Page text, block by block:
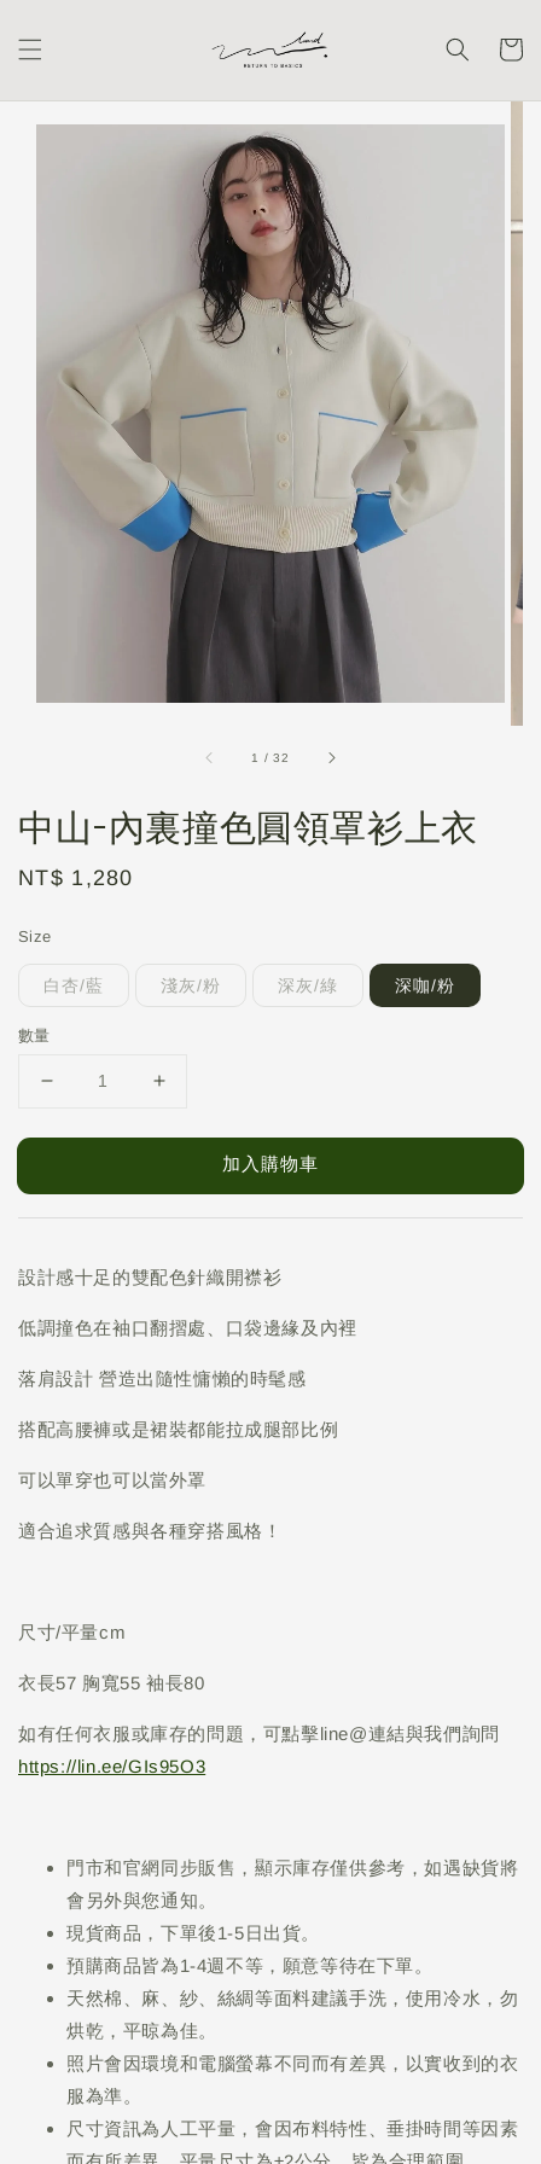
1 /32
中山-內裏撞色圓領罩衫上衣
Regular
NT$ 1,280
Size
白杏/藍 淺灰/粉 深灰/綠 深咖/粉
數量
加入購物車
設計感十足的雙配色針織開襟衫
低調撞色在袖口翻摺處、口袋邊緣及內裡
落肩設計 營造出隨性慵懶的時髦感
搭配高腰褲或是裙裝都能拉成腿部比例
可以單穿也可以當外罩
適合追求質感與各種穿搭風格！
尺寸/平量cm
衣長57 胸寬55 袖長80
如有任何衣服或庫存的問題，可點擊line@連結與我們詢問
https://lin.ee/GIs95O3
門市和官網同步販售，顯示庫存僅供參考，如遇缺貨將
會另外與您通知。
現貨商品，下單後1-5日出貨。
預購商品皆為1-4週不等，願意等待在下單。
天然棉、麻、紗、絲綢等面料建議手洗，使用冷水，勿
烘乾，平晾為佳。
照片會因環境和電腦螢幕不同而有差異，以實收到的衣
服為準。
尺寸資訊為人工平量，會因布料特性、垂掛時間等因素